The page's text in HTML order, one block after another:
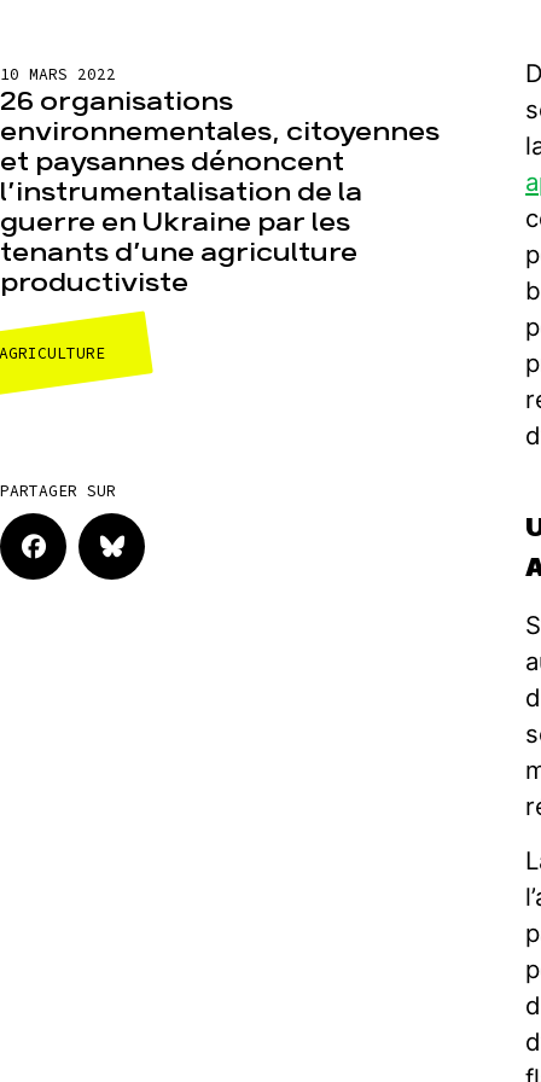
10 MARS 2022
26 organisations
environnementales, citoyennes
et paysannes dénoncent
l’instrumentalisation de la
guerre en Ukraine par les
tenants d’une agriculture
productiviste
PARTAGER SUR